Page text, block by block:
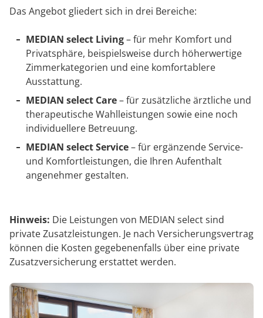
Das Angebot gliedert sich in drei Bereiche:
MEDIAN select Living– für mehr Komfort und
Privatsphäre, beispielsweise durch höherwertige
Zimmerkategorien und eine komfortablere
Ausstattung.
MEDIAN select Care– für zusätzliche ärztliche und
therapeutische Wahlleistungen sowie eine noch
individuellere Betreuung.
MEDIAN select Service– für ergänzende Service-
und Komfortleistungen, die Ihren Aufenthalt
angenehmer gestalten.
Hinweis: Die Leistungen von MEDIAN select sind
private Zusatzleistungen. Je nach Versicherungsvertrag
können die Kosten gegebenenfalls über eine private
Zusatzversicherung erstattet werden.